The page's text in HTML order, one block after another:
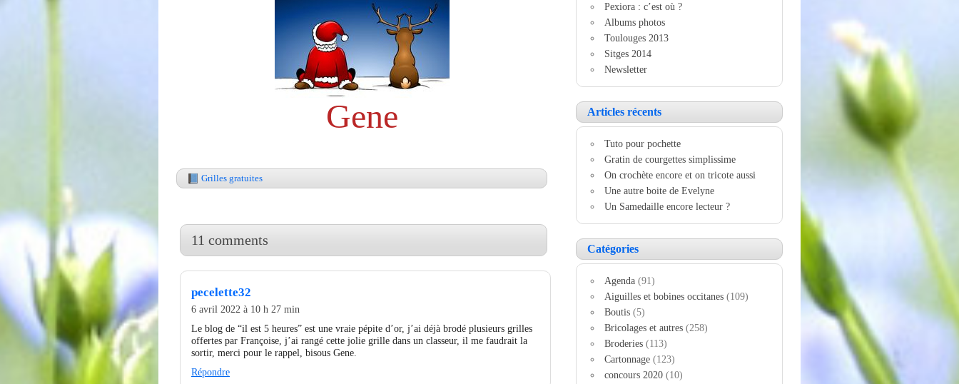
Gene
Grilles gratuites
11 comments
pecelette32
6 avril 2022 à 10 h 27 min
Le blog de “il est 5 heures” est une vraie pépite d’or, j’ai déjà brodé plusieurs grilles
offertes par Françoise, j’ai rangé cette jolie grille dans un classeur, il me faudrait la
sortir, merci pour le rappel, bisous Gene.
Répondre
Pexiora : c’est où ?
Albums photos
Toulouges 2013
Sitges 2014
Newsletter
Articles récents
Tuto pour pochette
Gratin de courgettes simplissime
On crochète encore et on tricote aussi
Une autre boite de Evelyne
Un Samedaille encore lecteur ?
Catégories
Agenda (91)
Aiguilles et bobines occitanes (109)
Boutis (5)
Bricolages et autres (258)
Broderies (113)
Cartonnage (123)
concours 2020 (10)